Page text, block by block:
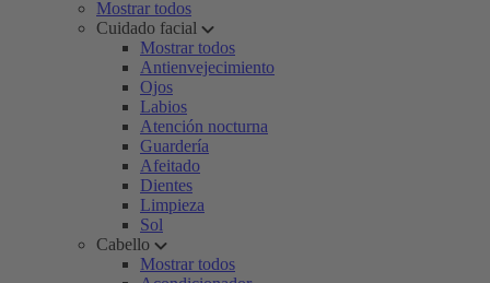
Mostrar todos
Cuidado facial
Mostrar todos
Antienvejecimiento
Ojos
Labios
Atención nocturna
Guardería
Afeitado
Dientes
Limpieza
Sol
Cabello
Mostrar todos